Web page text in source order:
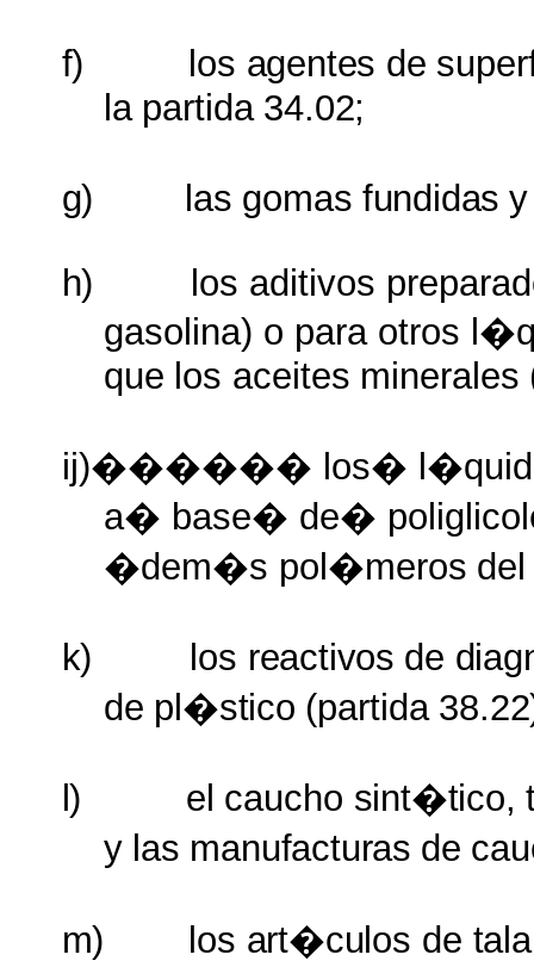
f) los agentes de
la partida 34.02;
g) las gomas fundidas y
h)
los aditivos
gasolina) o para otros
que los aceites minerales
ij)������ los�
a� base� de�
�dem�s pol�meros del
k) los reactivos de
de pl�stico (partida
l) el caucho sint�tico,
y las manufacturas de
m) los art�culos de